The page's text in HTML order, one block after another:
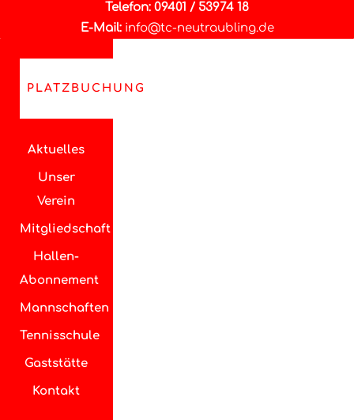
Telefon: 09401 / 53974 18
E-Mail: info@tc-neutraubling.de
PLATZBUCHUNG
Aktuelles
Unser
Verein
Mitgliedschaft
Hallen-
Abonnement
Mannschaften
Tennisschule
Gaststätte
Kontakt